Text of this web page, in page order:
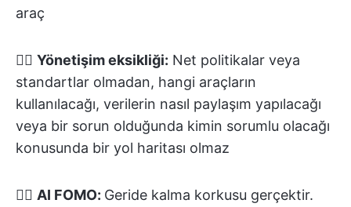
araç
👉🏽 Yönetişim eksikliği: Net politikalar veya
standartlar olmadan, hangi araçların
kullanılacağı, verilerin nasıl paylaşım yapılacağı
veya bir sorun olduğunda kimin sorumlu olacağı
konusunda bir yol haritası olmaz
👉🏽 AI FOMO: Geride kalma korkusu gerçektir.